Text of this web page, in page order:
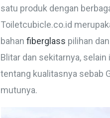
satu produk dengan
Toiletcubicle.co.id
bahanfiberglass pilihan
Blitar dan sekitarnya,
tentang kualitasnya sebab
mutunya.